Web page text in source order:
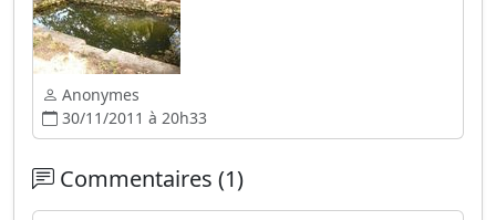
Anonymes
30/11/2011 à 20h33
Commentaires (1)